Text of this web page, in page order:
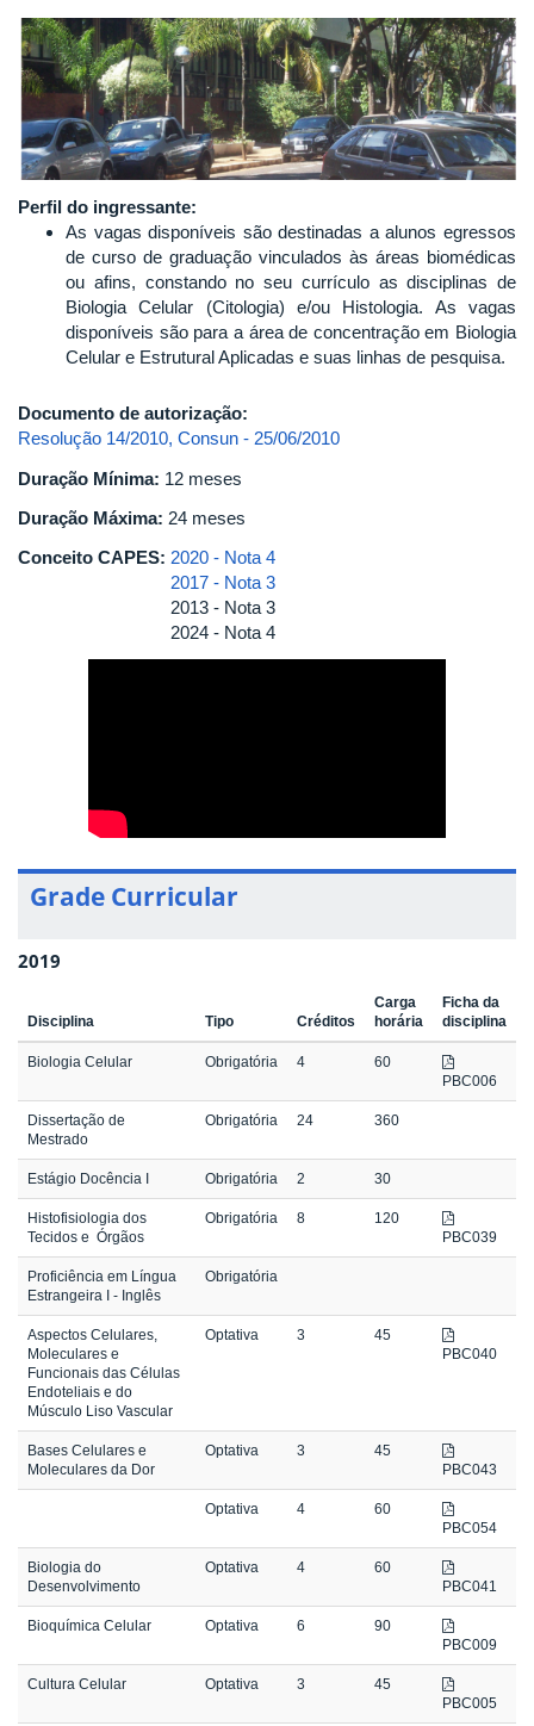
Perfil do ingressante:
As vagas disponíveis são destinadas a alunos egressos
de curso de graduação vinculados às áreas biomédicas
ou afins, constando no seu currículo as disciplinas de
Biologia Celular (Citologia) e/ou Histologia. As vagas
disponíveis são para a área de concentração em Biologia
Celular e Estrutural Aplicadas e suas linhas de pesquisa.
Documento de autorização:
Resolução 14/2010, Consun - 25/06/2010
Duração Mínima: 12 meses
Duração Máxima: 24 meses
Conceito CAPES: 2020 - Nota 4
2017 - Nota 3
2013 - Nota 3
2024 - Nota 4
Grade Curricular
2019
Disciplina Tipo Créditos
Carga
horária
Ficha da
disciplina
Biologia Celular Obrigatória 4
60
PBC006
Dissertação de
Mestrado
Obrigatória 24 360
Estágio Docência I Obrigatória 2 30
Histofisiologia dos
Tecidos e Órgãos
Obrigatória 8
120
PBC039
Proficiência em Língua
Estrangeira I - Inglês
Obrigatória
Aspectos Celulares,
Moleculares e
Funcionais das Células
Endoteliais e do
Músculo Liso Vascular
Optativa 3
45
PBC040
Bases Celulares e
Moleculares da Dor
Optativa 3
45
PBC043
Optativa 4
60
PBC054
Biologia do
Desenvolvimento
Optativa 4
60
PBC041
Bioquímica Celular Optativa 6
90
PBC009
Cultura Celular Optativa 3
45
PBC005